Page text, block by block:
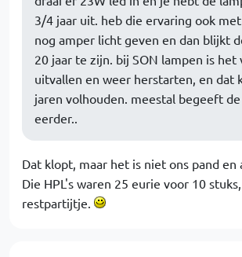
3/4 jaar uit. heb die ervaring ook met
nog amper licht geven en dan blijkt
20 jaar te zijn. bij SON lampen is het
uitvallen en weer herstarten, en dat
jaren volhouden. meestal begeeft
eerder..
Dat klopt, maar het is niet ons pand en
Die HPL's waren 25 eurie voor 10
restpartijtje.